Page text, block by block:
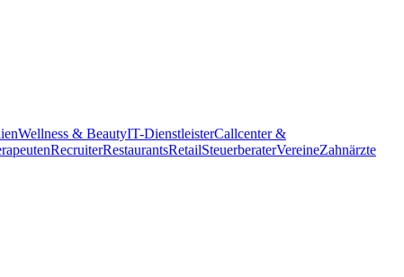
Wellness & BeautyIT-DienstleisterCallcenter &
RecruiterRestaurantsRetailSteuerberaterVereineZahnärzte